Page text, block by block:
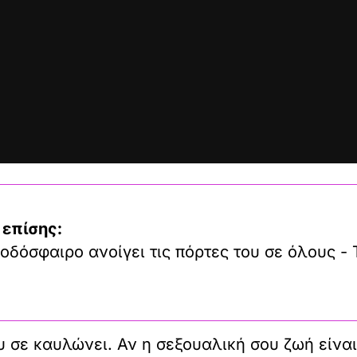
ανοίγει τις πόρτες του σε όλους -
σε καυλώνει. Αν η σεξουαλική σου ζωή